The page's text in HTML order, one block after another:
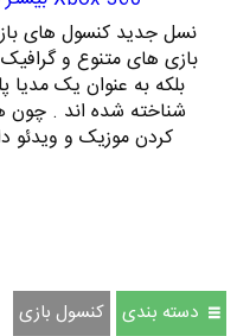
نسل جدید کنسول های
بازی های متنوع و گرافیک
بلکه به عنوان یک مدیا
شناخته شده اند . چون
دسته بندی کنسول بازی